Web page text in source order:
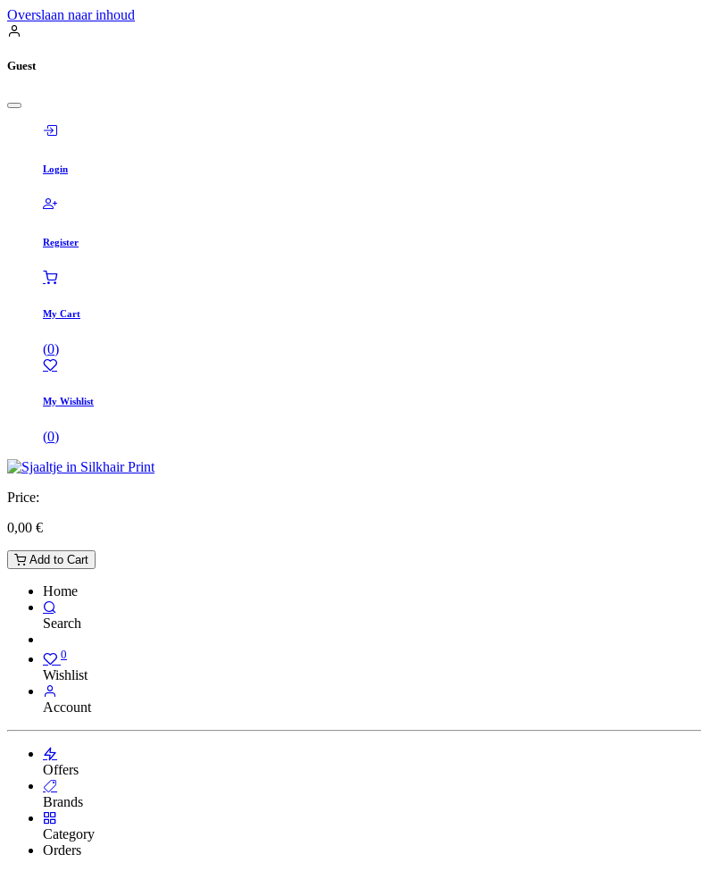
Overslaan naar inhoud
Guest
Login
Register
My Cart
(0)
My Wishlist
(0)
Price:
0,00 €
Add to Cart
Home
Search
0
Wishlist
Account
Offers
Brands
Category
Orders